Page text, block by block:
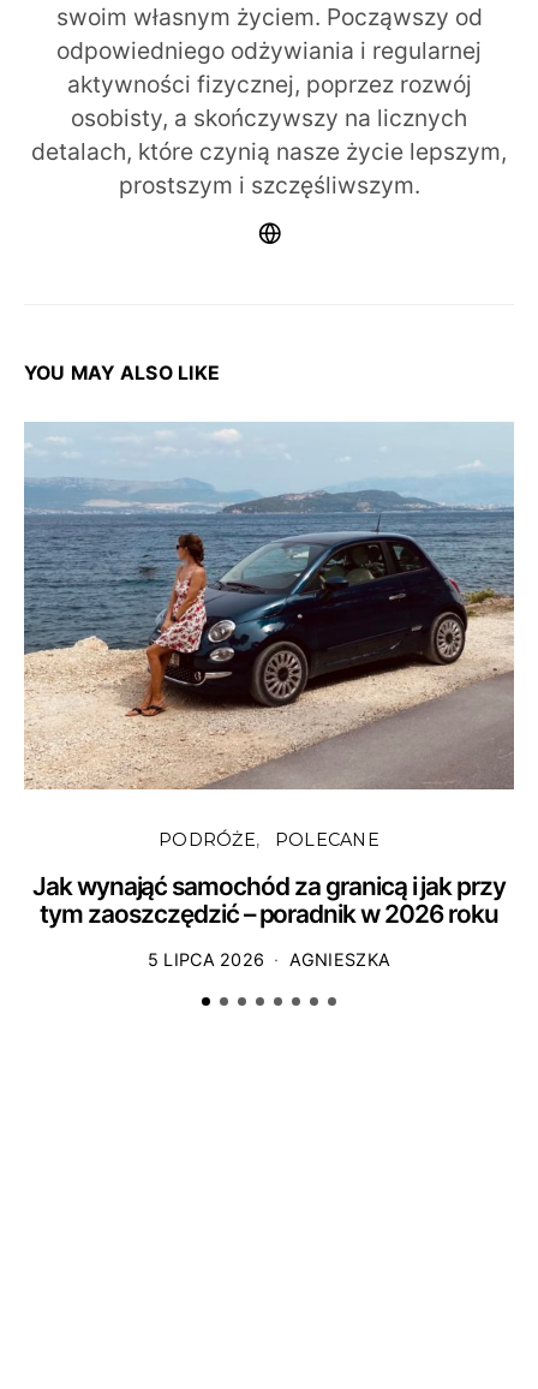
swoim własnym życiem. Począwszy od
odpowiedniego odżywiania i regularnej
aktywności fizycznej, poprzez rozwój
osobisty, a skończywszy na licznych
detalach, które czynią nasze życie lepszym,
prostszym i szczęśliwszym.
YOU MAY ALSO LIKE
PODRÓŻE POLECANE
Jak wynająć samochód za granicą i jak przy
tym zaoszczędzić – poradnik w 2026 roku
5 LIPCA 2026 AGNIESZKA